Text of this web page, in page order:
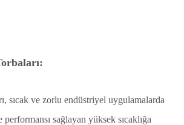
sıcak ve zorlu endüstriyel uygulamalarda
sağlayan yüksek sıcaklığa